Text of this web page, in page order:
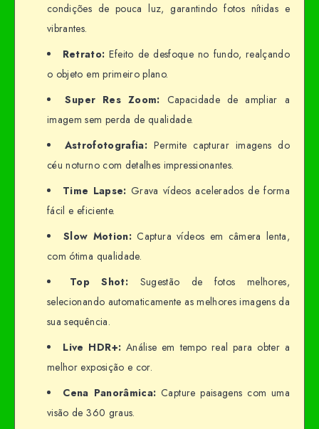
condições de pouca luz, garantindo fotos nítidas e
vibrantes.
Retrato: Efeito de desfoque no fundo, realçando
o objeto em primeiro plano.
Super Res Zoom: Capacidade de ampliar a
imagem sem perda de qualidade.
Astrofotografia: Permite capturar imagens do
céu noturno com detalhes impressionantes.
Time Lapse: Grava vídeos acelerados de forma
fácil e eficiente.
Slow Motion: Captura vídeos em câmera lenta,
com ótima qualidade.
Top Shot: Sugestão de fotos melhores,
selecionando automaticamente as melhores imagens da
sua sequência.
Live HDR+: Análise em tempo real para obter a
melhor exposição e cor.
Cena Panorâmica: Capture paisagens com uma
visão de 360 graus.